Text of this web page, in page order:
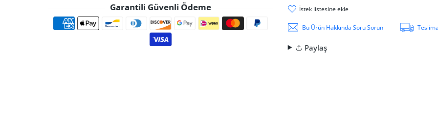
Garantili Güvenli Ödeme
Ödeme yöntemleri
i̇stek li̇stesi̇ne ekle
Bu Ürün Hakkında Soru Sorun
Paylaş